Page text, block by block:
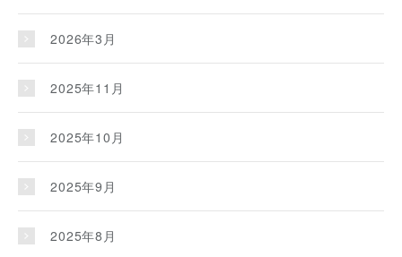
2026年3月
2025年11月
2025年10月
2025年9月
2025年8月